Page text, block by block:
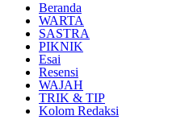
Beranda
WARTA
SASTRA
PIKNIK
Esai
Resensi
WAJAH
TRIK & TIP
Kolom Redaksi